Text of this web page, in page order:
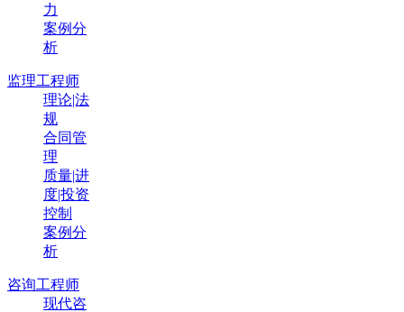
力
案例分
析
监理工程师
理论|法
规
合同管
理
质量|进
度|投资
控制
案例分
析
咨询工程师
现代咨